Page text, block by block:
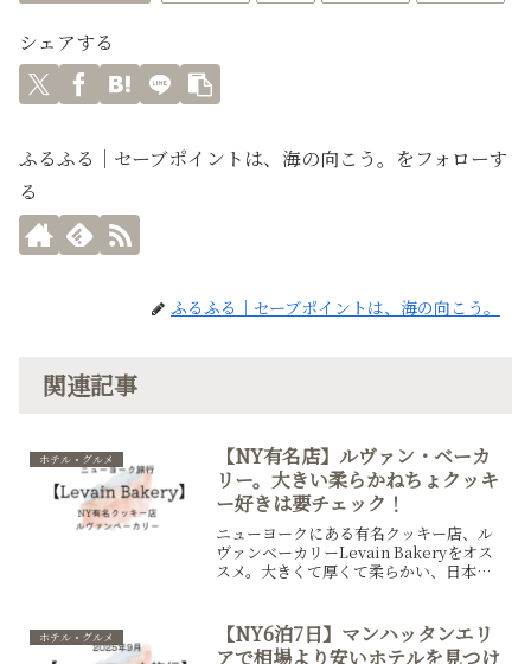
シェアする
ふるふる｜セーブポイントは、海の向こう。をフォローす
る
ふるふる｜セーブポイントは、海の向こう。
関連記事
ホテル・グルメ
【NY有名店】ルヴァン・ベーカ
リー。大きい柔らかねちょクッキ
ー好きは要チェック！
ニューヨークにある有名クッキー店、ル
ヴァンベーカリーLevain Bakeryをオス
スメ。大きくて厚くて柔らかい、日本で
ウトしてセントラルパークでコーヒーブ
レイクなんてのも良いかも。
ホテル・グルメ
【NY6泊7日】マンハッタンエリ
アで相場より安いホテルを見つけ